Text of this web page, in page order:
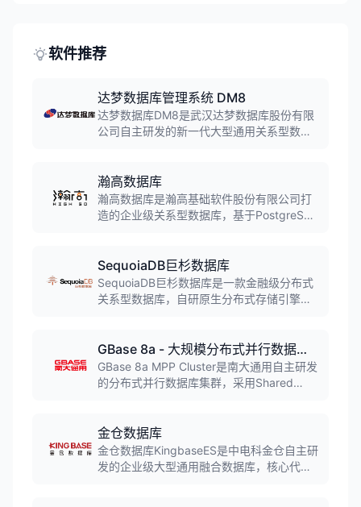
软件推荐
达梦数据库管理系统 DM8
达梦数据库DM8是武汉达梦数据库股份有限
公司自主研发的新一代大型通用关系型数据
能、高可用、高安全等特性，广泛应用于金
融、政府、电信、能源等关键行业核心业务
系统。
瀚高数据库
瀚高数据库是瀚高基础软件股份有限公司打
造的企业级关系型数据库，基于PostgreSQL
在安全合规与事务稳定性方面表现优异，广
泛应用于政务、金融、能源等行业。
SequoiaDB巨杉数据库
SequoiaDB巨杉数据库是一款金融级分布式
关系型数据库，自研原生分布式存储引擎支
SparkSQL等多种SQL访问形式，同时兼容
MongoDB引擎，广泛应用于银行、保险、证
券、政府等行业。
GBase 8a - 大规模分布式并行数据库集群系统（OLAP）
GBase 8a MPP Cluster是南大通用自主研发
的分布式并行数据库集群，采用Shared
可用、高扩展特性，广泛应用于金融、电
信、政务、能源、交通、国防军工等行业的
数据仓库系统和商业智能分析场景。
金仓数据库
金仓数据库KingbaseES是中电科金仓自主研
发的企业级大型通用融合数据库，核心代码